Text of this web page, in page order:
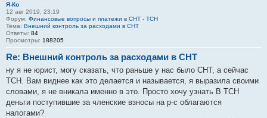
Я-Ко
12 авг 2019, 23:19
Форум: Финансовые вопросы и платежи в СНТ - ТСН
Тема: Внешний контроль за расходами в СНТ
Ответы: 84
Просмотры: 188205
Re: Внешний контроль за расходами в СНТ
ну я не юрист, могу сказать, что раньше у нас было СНТ, а сейчас
ТСН. Вам виднее как это делается и называется, я выразила своими
словами, я не вникала именно в это. Просто хочу узнать В ТСН
деньги поступившие за членские взносы на р-с облагаются
налогами?